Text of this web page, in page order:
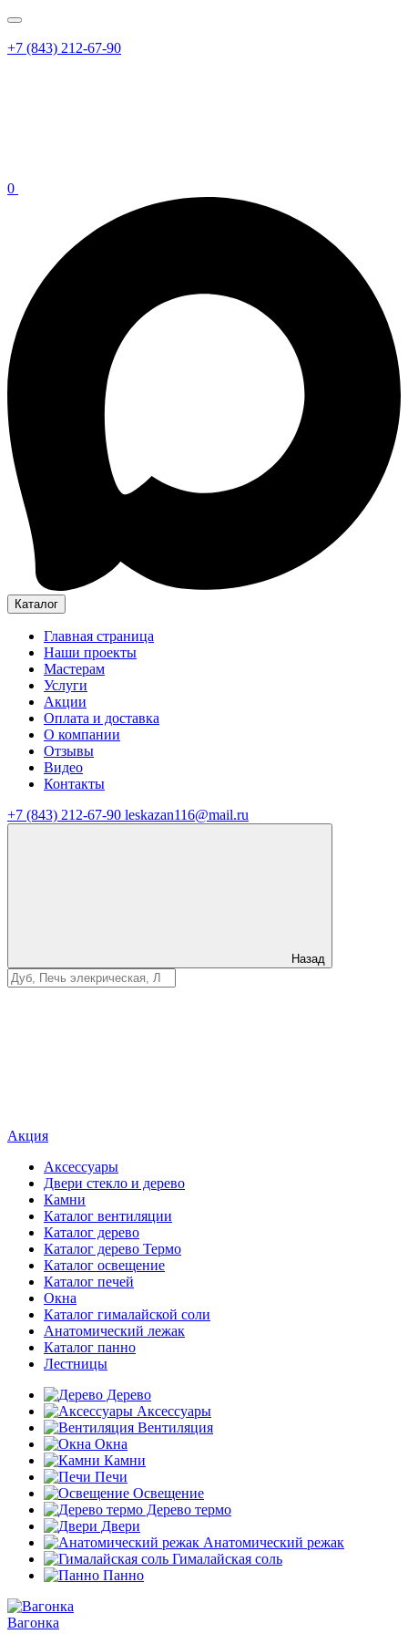
+7 (843) 212-67-90
0
Каталог
Главная страница
Наши проекты
Мастерам
Услуги
Акции
Оплата и доставка
О компании
Отзывы
Видео
Контакты
+7 (843) 212-67-90 leskazan116@mail.ru
Назад
Акция
Аксессуары
Двери стекло и дерево
Камни
Каталог вентиляции
Каталог дерево
Каталог дерево Термо
Каталог освещение
Каталог печей
Окна
Каталог гималайской соли
Анатомический лежак
Каталог панно
Лестницы
Дерево
Аксессуары
Вентиляция
Окна
Камни
Печи
Освещение
Дерево термо
Двери
Анатомический режак
Гималайская соль
Панно
Вагонка